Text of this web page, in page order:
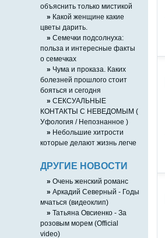
объяснить только мистикой
» Какой женщине какие
цветы дарить.
» Семечки подсолнуха:
польза и интересные факты
о семечках
» Чума и проказа. Каких
болезней прошлого стоит
бояться и сегодня
» СЕКСУАЛЬНЫЕ
КОНТАКТЫ С НЕВЕДОМЫМ (
Уфология / Непознанное )
» Небольшие хитрости
которые делают жизнь легче
ДРУГИЕ НОВОСТИ
» Очень женский романс
» Аркадий Северный - Годы
мчаться (видеоклип)
» Татьяна Овсиенко - За
розовым морем (Official
video)